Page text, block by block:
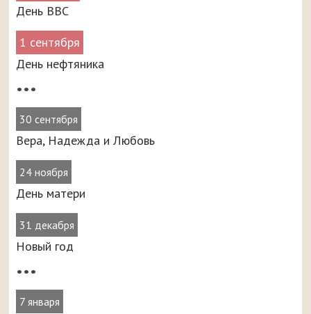
День ВВС
1 сентября
День нефтяника
•••
30 сентября
Вера, Надежда и Любовь
24 ноября
День матери
31 декабря
Новый год
•••
7 января